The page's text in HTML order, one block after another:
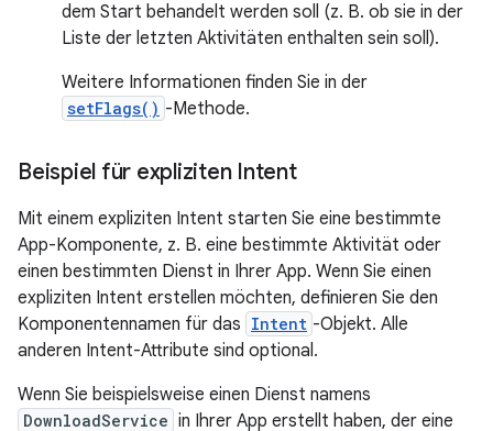
dem Start behandelt werden soll (z. B. ob sie in der
Liste der letzten Aktivitäten enthalten sein soll).
Weitere Informationen finden Sie in der
setFlags() -Methode.
Beispiel für expliziten Intent
Mit einem expliziten Intent starten Sie eine bestimmte
App-Komponente, z. B. eine bestimmte Aktivität oder
einen bestimmten Dienst in Ihrer App. Wenn Sie einen
expliziten Intent erstellen möchten, definieren Sie den
Komponentennamen für das Intent -Objekt. Alle
anderen Intent-Attribute sind optional.
Wenn Sie beispielsweise einen Dienst namens
DownloadService in Ihrer App erstellt haben, der eine